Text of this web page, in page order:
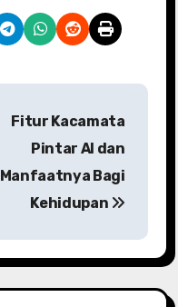
Fitur Kacamata
Pintar AI dan
Manfaatnya Bagi
Kehidupan